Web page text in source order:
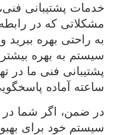
خدمات پشتیبانی
مشکلاتی که در
به راحتی بهره
سیستم به بهره
ساعته آماده
در ضمن، اگر شما در
سیستم خود برای